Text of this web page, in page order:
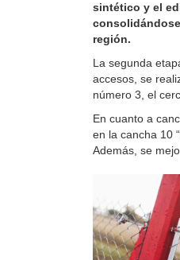
sintético y el
región.
La segunda
accesos, se
número 3, el
En cuanto a
en la cancha 10
Además, se